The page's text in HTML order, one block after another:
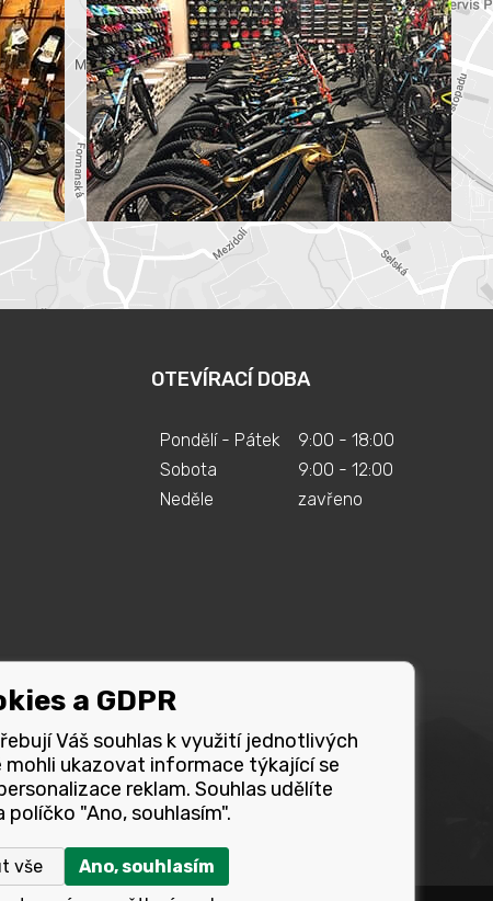
OTEVÍRACÍ DOBA
Pondělí - Pátek
Sobota
Neděle
9:00 - 18:00
9:00 - 12:00
zavřeno
a GDPR
Váš souhlas k využití jednotlivých
mohli ukazovat informace týkající se
reklam. Souhlas udělíte
políčko "Ano, souhlasím".
vše
Ano, souhlasím